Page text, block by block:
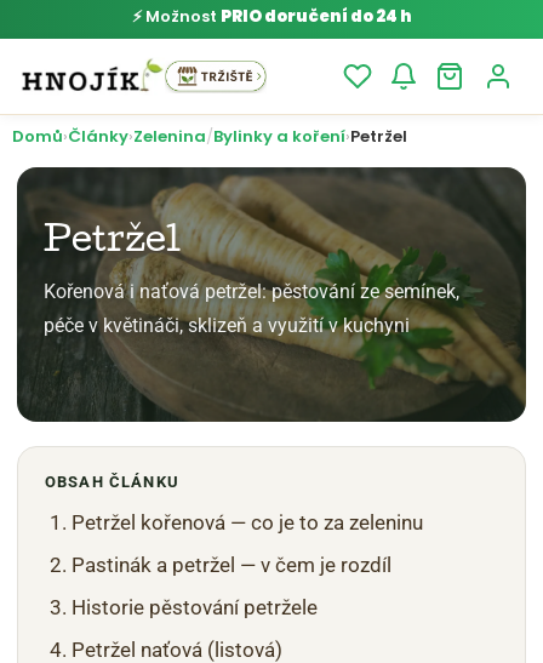
⚡ Možnost PRIO doručení do 24 h
Přejít
obsahu
Domů›Články›Zelenina/Bylinky a koření›Petržel
Petržel
Kořenová i naťová petržel: pěstování ze semínek,
péče v květináči, sklizeň a využití v kuchyni
OBSAH ČLÁNKU
Petržel kořenová — co je to za zeleninu
Pastinák a petržel — v čem je rozdíl
Historie pěstování petržele
Petržel naťová (listová)